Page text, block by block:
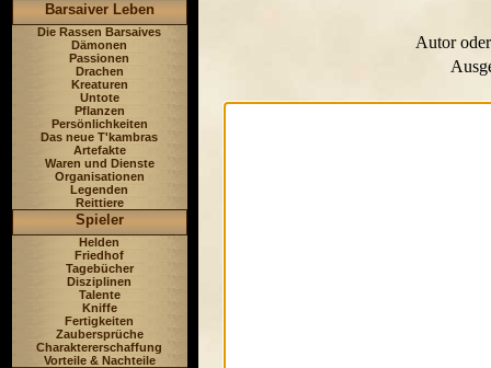
Barsaiver Leben
Die Rassen Barsaives
Dämonen
Passionen
Drachen
Kreaturen
Untote
Pflanzen
Persönlichkeiten
Das neue T'kambras
Artefakte
Waren und Dienste
Organisationen
Legenden
Reittiere
Spieler
Helden
Friedhof
Tagebücher
Disziplinen
Talente
Kniffe
Fertigkeiten
Zaubersprüche
Charaktererschaffung
Vorteile & Nachteile
Autor